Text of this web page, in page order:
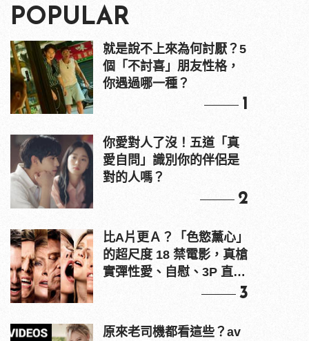
POPULAR
就是說不上來為何討厭？5
個「不討喜」朋友性格，
你遇過哪一種？
1
你愛對人了沒！五道「真
愛自問」識別你的伴侶是
對的人嗎？
2
比A片更Ａ？「色慾薰心」
的超尺度 18 禁電影，真槍
實彈性愛、自慰、3P 直接
3
原來老司機都看這些？av